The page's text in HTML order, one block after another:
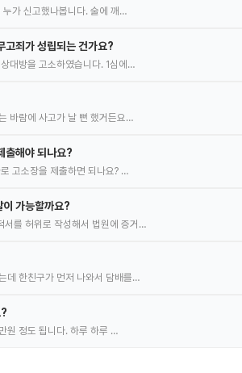
누가 신고했나봅니다. 술에 깨…
고죄가 성립되는 건가요?
대방을 고소하였습니다. 1심에…
바람에 사고가 날 뻔 했거든요…
출해야 되나요?
고소장을 제출하면 되나요? …
이 가능할까요?
서를 허위로 작성해서 법원에 증거…
데 한친구가 먼저 나와서 담배를…
원 정도 됩니다. 하루 하루 …